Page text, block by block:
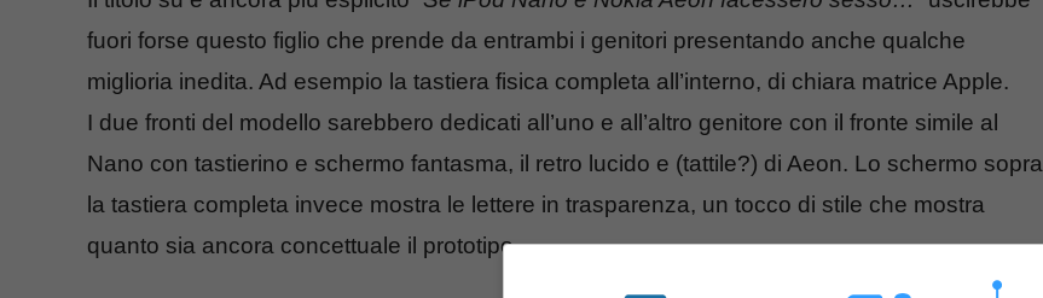
fuori forse questo figlio che prende da entrambi i genitori presentando anche qualche
miglioria inedita. Ad esempio la tastiera fisica completa all’interno, di chiara matrice Apple.
I due fronti del modello sarebbero dedicati all’uno e all’altro genitore con il fronte simile al
Nano con tastierino e schermo fantasma, il retro lucido e (tattile?) di Aeon. Lo schermo sopra
la tastiera completa invece mostra le lettere in trasparenza, un tocco di stile che mostra
quanto sia ancora concettuale il prototipo.